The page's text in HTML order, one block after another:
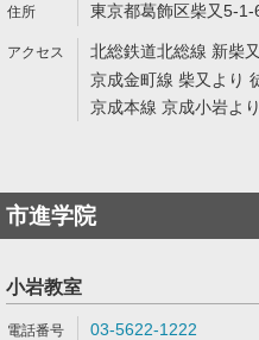
東京都葛飾区柴又5-1-
北総鉄道北総線 新柴
京成金町線 柴又より
京成本線 京成小岩よ
市進学院
小岩教室
03-5622-1222